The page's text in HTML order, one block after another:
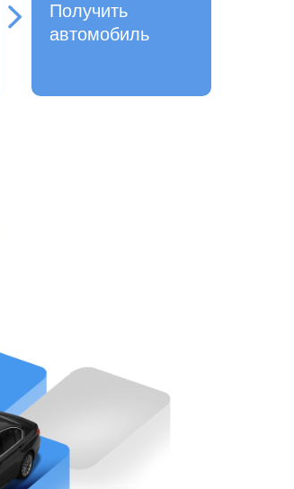
Получить
автомобиль